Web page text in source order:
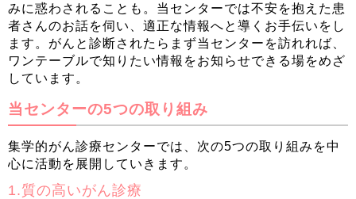
みに惑わされることも。当センターでは不安を抱えた患
者さんのお話を伺い、適正な情報へと導くお手伝いをし
ます。がんと診断されたらまず当センターを訪れれば、
ワンテーブルで知りたい情報をお知らせできる場をめざ
しています。
当センターの5つの取り組み
集学的がん診療センターでは、次の5つの取り組みを中
心に活動を展開していきます。
1.質の高いがん診療